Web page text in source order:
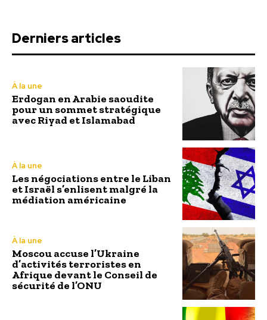
Derniers articles
À la une
Erdogan en Arabie saoudite
pour un sommet stratégique
avec Riyad et Islamabad
À la une
Les négociations entre le Liban
et Israël s’enlisent malgré la
médiation américaine
À la une
Moscou accuse l’Ukraine
d’activités terroristes en
Afrique devant le Conseil de
sécurité de l’ONU